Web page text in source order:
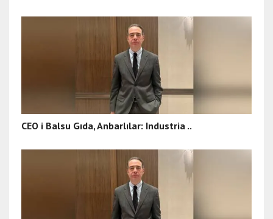
CEO i Balsu Gıda, Anbarlılar: Industria ..